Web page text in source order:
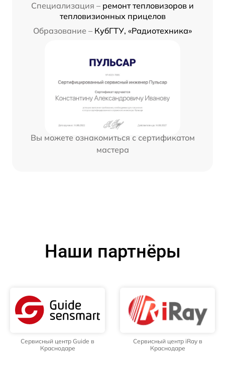
Специализация – ремонт тепловизоров и
тепловизионных прицелов
Образование – КубГТУ, «Радиотехника»
Вы можете ознакомиться с сертификатом
мастера
Наши партнёры
Сервисный центр Guide в
Краснодаре
Сервисный центр iRay в
Краснодаре